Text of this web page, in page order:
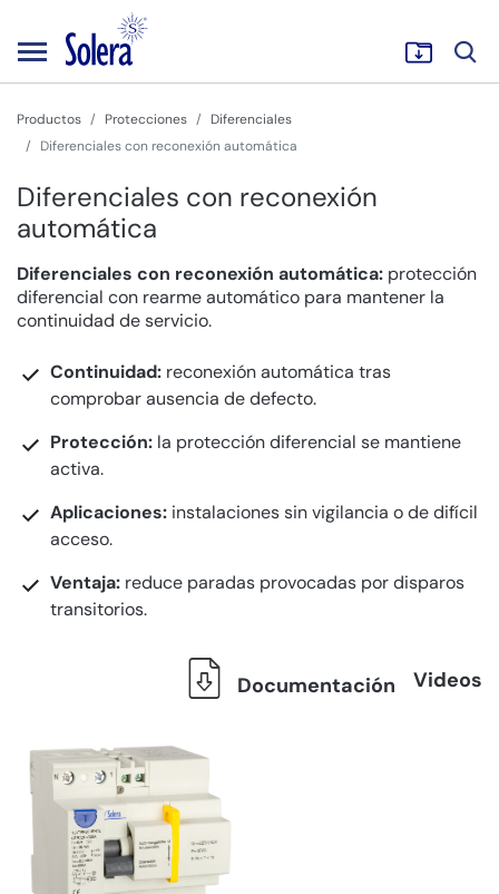
Productos Protecciones
Diferenciales
Diferenciales con reconexión automática
Diferenciales con reconexión
automática
Diferenciales con reconexión automática: protección
diferencial con rearme automático para mantener la
continuidad de servicio.
Continuidad: reconexión automática tras
comprobar ausencia de defecto.
Protección: la protección diferencial se mantiene
activa.
Aplicaciones: instalaciones sin vigilancia o de difícil
acceso.
Ventaja: reduce paradas provocadas por disparos
transitorios.
Documentación Videos